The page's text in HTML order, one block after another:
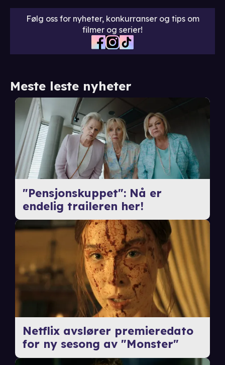
Følg oss for nyheter, konkurranser og tips om
filmer og serier!
Meste leste nyheter
"Pensjonskuppet": Nå er
endelig traileren her!
Netflix avslører premieredato
for ny sesong av "Monster"